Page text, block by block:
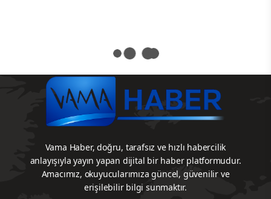
göndermiş ve her yerden şehit almış bir
şehir. Selçuklu döneminde Moğol
istilasına en çok direniş gösteren
şehirlerden biridir. Selçuklu zamanında
uluslararası ticaret yapmış bir şehirdir.
Farklı kültürleri de içinde çok fazla
barındırmış bir şehirdir. Ermeni, Rum ve